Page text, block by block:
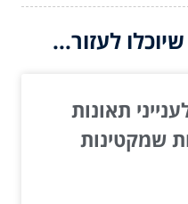
לעזור...
תאונות
שמקטינות